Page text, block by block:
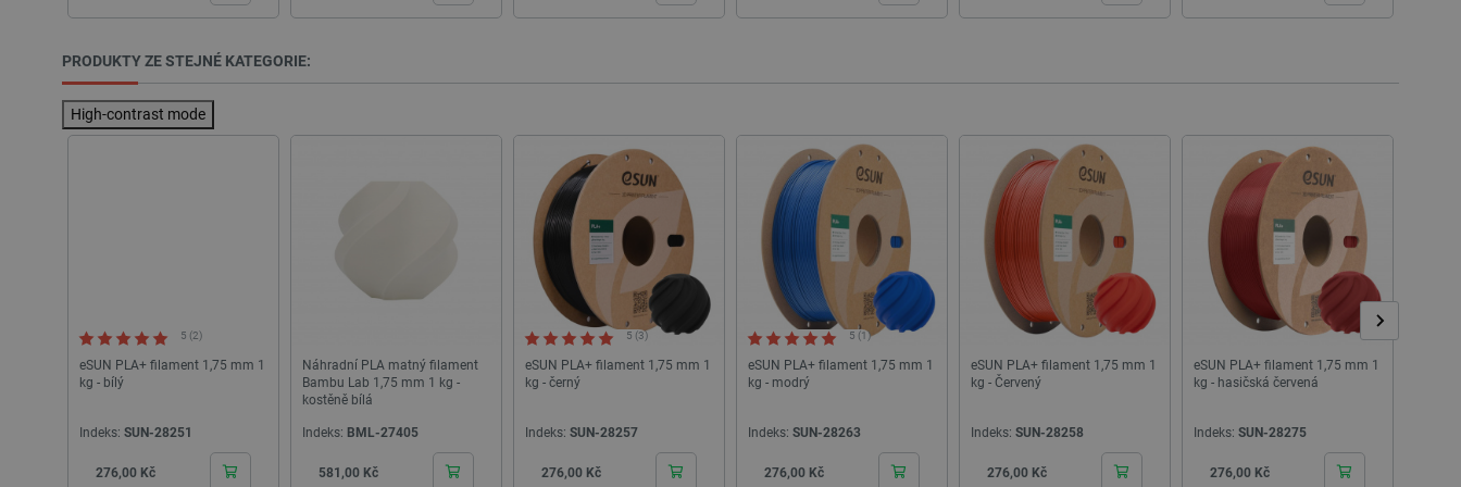
PRODUKTY ZE STEJNÉ KATEGORIE:
High-contrast mode
5 (2)
eSUN PLA+ filament 1,75 mm 1
kg - bílý
Indeks: SUN-28251
Cena
276,00 Kč
Náhradní PLA matný filament
Bambu Lab 1,75 mm 1 kg -
kostěně bílá
Indeks: BML-27405
Cena
581,00 Kč
5 (3)
eSUN PLA+ filament 1,75 mm 1
kg - černý
Indeks: SUN-28257
Cena
276,00 Kč
5 (1)
eSUN PLA+ filament 1,75 mm 1
kg - modrý
Indeks: SUN-28263
Cena
276,00 Kč
eSUN PLA+ filament 1,75 mm 1
kg - Červený
Indeks: SUN-28258
Cena
276,00 Kč
eSUN PLA+ filament 1,75 mm 1
kg - hasičská červená
Indeks: SUN-28275
Cena
276,00 Kč
personalizované uživatelské zkušenosti.
základních funkcí souvisejících s uživatelskými relacemi a správou účtů.
Storage type Popis
Místní úložiště
Místní úložiště
luigis.env.v2.159265-245523 Úložiště relace
lbx_ac_easystorage Úložiště relace
Úložiště relace
Místní úložiště
sid Místní úložiště
_smvc
Název
Poskytovatel/
Vyprší Popis